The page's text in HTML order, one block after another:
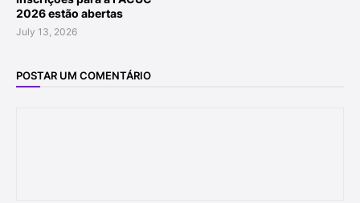
2026 estão abertas
July 13, 2026
POSTAR UM COMENTÁRIO